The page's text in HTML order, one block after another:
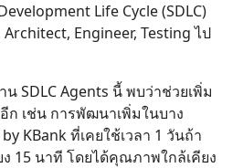
Life Cycle (SDLC)
Engineer, Testing ไป
SDLC Agents นี้ พบว่าช่วยเพิ่ม
ก เช่น การพัฒนาเพิ่มในบาง
KBank ที่เคยใช้เวลา 1 วันถ้า
15 นาที โดยได้คุณภาพใกล้เคียง